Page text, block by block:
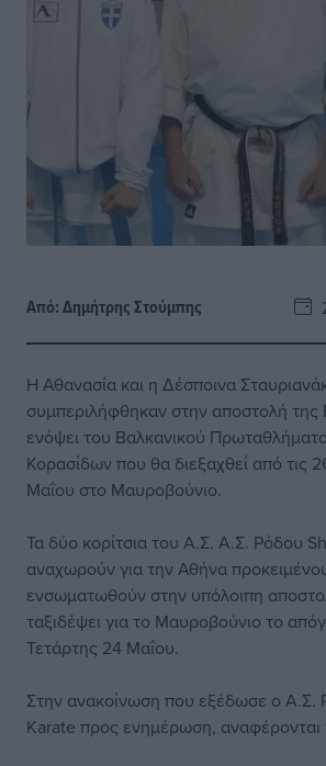
Από:Δημήτρης Στούμπης
Η Αθανασία και η Δέσποινα
συμπεριλήφθηκαν στην αποστολή της
ενόψει του Βαλκανικού
Κορασίδων που θα διεξαχθεί από τις
Μαΐου στο Μαυροβούνιο.
Τα δύο κορίτσια του Α.Σ. Α.Σ. Ρόδου
αναχωρούν για την Αθήνα
ενσωματωθούν στην υπόλοιπη
ταξιδέψει για το Μαυροβούνιο το
Τετάρτης 24 Μαΐου.
Στην ανακοίνωση που εξέδωσε ο Α.Σ.
Karate προς ενημέρωση,